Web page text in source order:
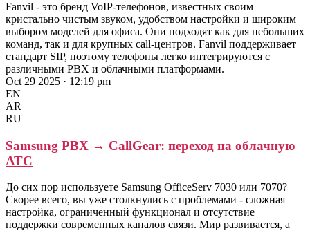
Fanvil - это бренд VoIP-телефонов, известных своим
кристально чистым звуком, удобством настройки и широким
выбором моделей для офиса. Они подходят как для небольших
команд, так и для крупных call-центров. Fanvil поддерживает
стандарт SIP, поэтому телефоны легко интегрируются с
различными PBX и облачными платформами.
Oct 29 2025 · 12:19 pm
EN
AR
RU
Samsung PBX → CallGear: переход на облачную
АТС
До сих пор используете Samsung OfficeServ 7030 или 7070?
Скорее всего, вы уже столкнулись с проблемами - сложная
настройка, ограниченный функционал и отсутствие
поддержки современных каналов связи. Мир развивается, а